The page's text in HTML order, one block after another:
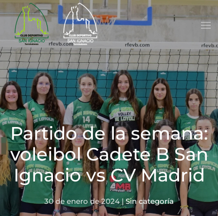
Skip to main content
Partido de la semana:
voleibol Cadete B San
Ignacio vs CV Madrid
30 de enero de 2024|Sin categoría